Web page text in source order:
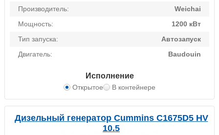
Производитель:
Weichai
Мощность:
1200 кВт
Тип запуска:
Автозапуск
Двигатель:
Baudouin
Исполнение
Открытое В контейнере
Дизельный генератор Cummins C1675D5 HV
10.5